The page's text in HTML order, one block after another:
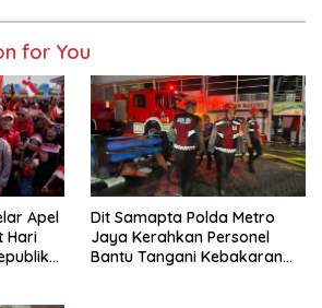
for You
Apel
Hari
Dit Samapta Polda Metro
Jaya Kerahkan Personel
Bantu Tangani Kebakaran